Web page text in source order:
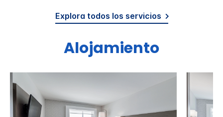
Explora todos los servicios
Alojamiento